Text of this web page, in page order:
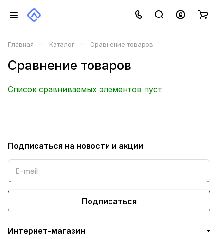
Главная – Каталог – Сравнение товаров
Сравнение товаров
Список сравниваемых элементов пуст.
Подписаться на новости и акции
Подписаться
Интернет-магазин